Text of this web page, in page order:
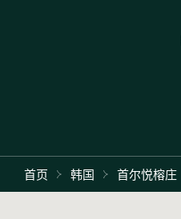
首页 韩国 首尔悦榕庄